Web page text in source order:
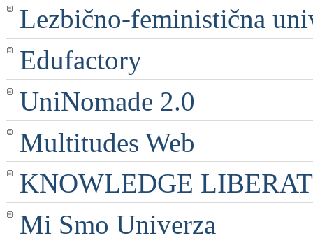
Lezbično-feministična
Edufactory
UniNomade 2.0
Multitudes Web
KNOWLEDGE
Mi Smo Univerza